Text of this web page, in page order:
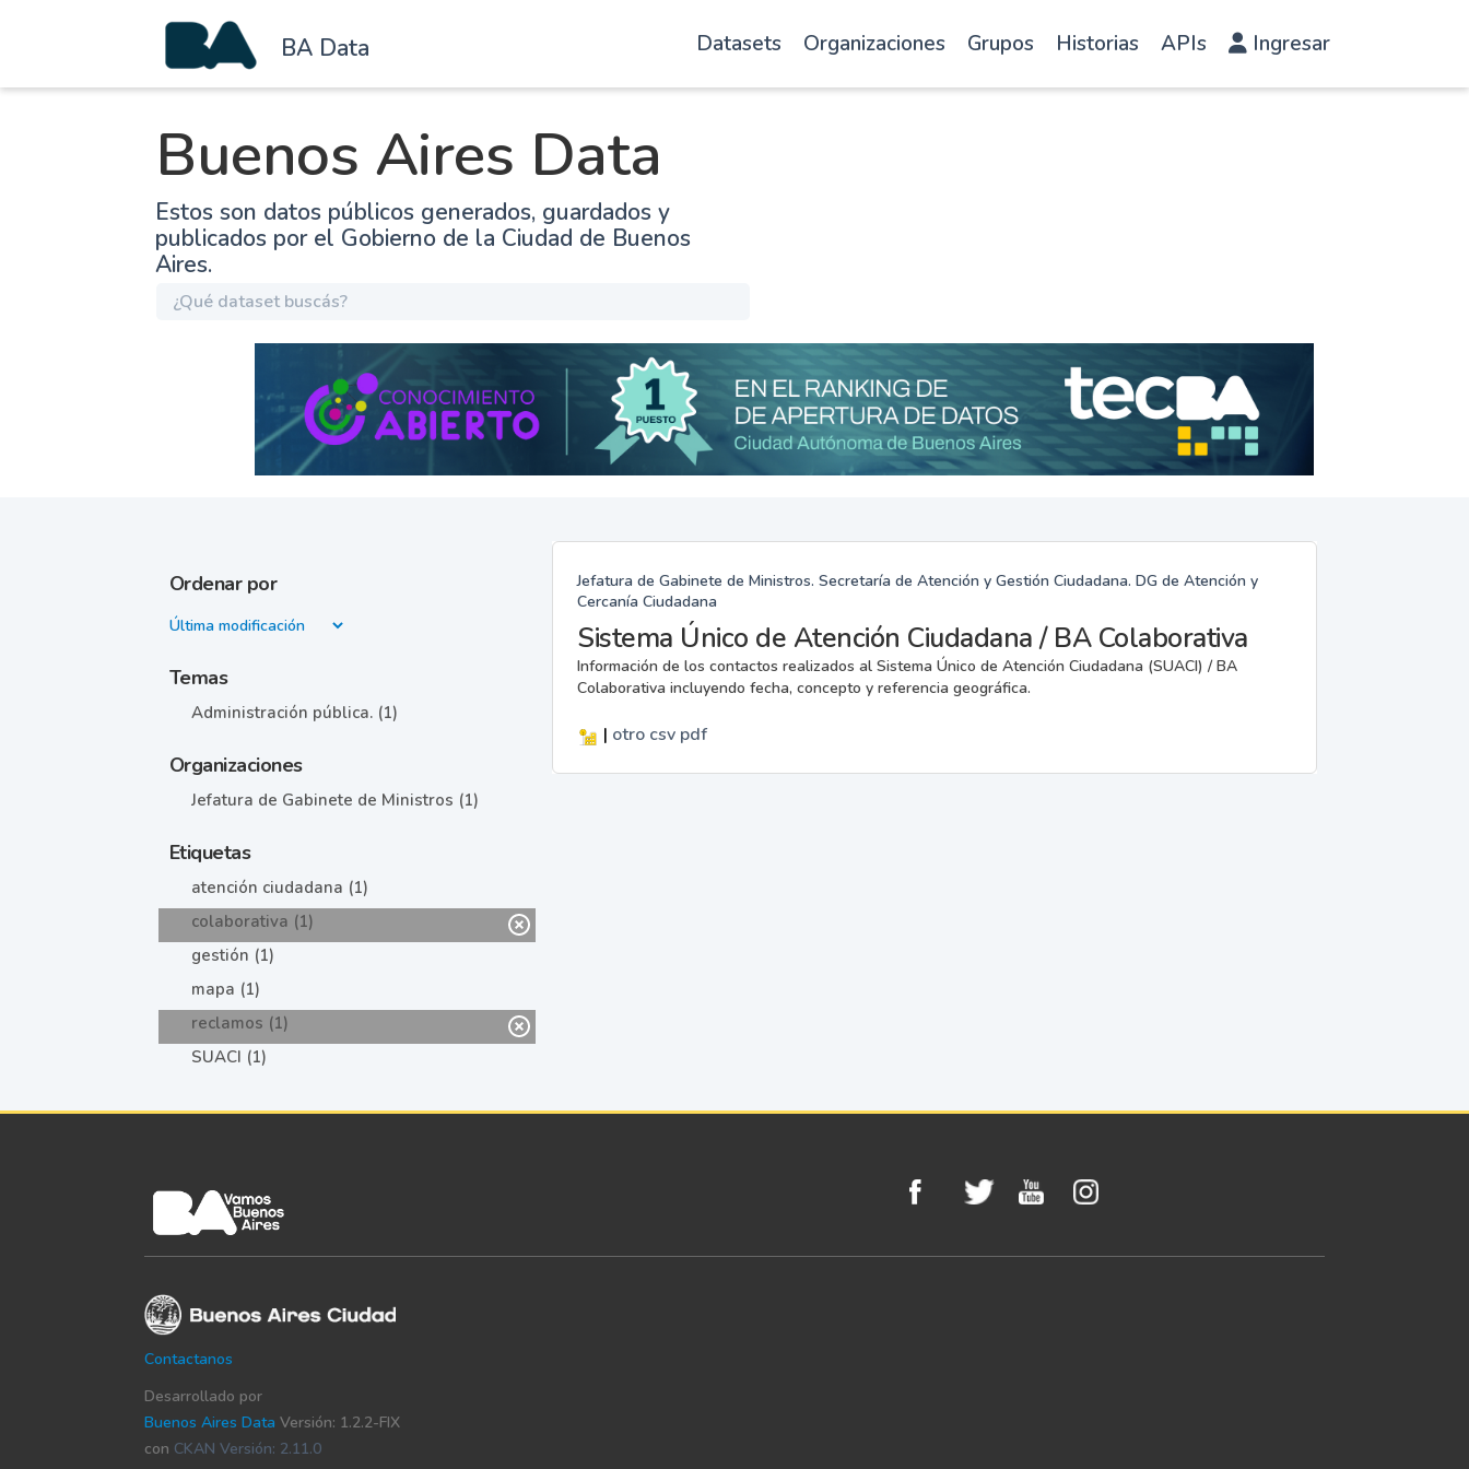
BA Data Datasets Organizaciones Grupos Historias APIs Ingresar
Buenos Aires Data
Estos son datos públicos generados, guardados y
publicados por el Gobierno de la Ciudad de Buenos
Aires.
Ordenar por
Temas
Administración pública. (1)
Organizaciones
Jefatura de Gabinete de Ministros (1)
Etiquetas
atención ciudadana (1)
colaborativa (1)
gestión (1)
mapa (1)
reclamos (1)
SUACI (1)
Jefatura de Gabinete de Ministros. Secretaría de Atención y Gestión Ciudadana. DG de Atención y
Cercanía Ciudadana
Sistema Único de Atención Ciudadana / BA Colaborativa
Información de los contactos realizados al Sistema Único de Atención Ciudadana (SUACI) / BA
Colaborativa incluyendo fecha, concepto y referencia geográfica.
| otro csv pdf
Contactanos
Desarrollado por
Buenos Aires Data Versión: 1.2.2-FIX
con CKAN Versión: 2.11.0